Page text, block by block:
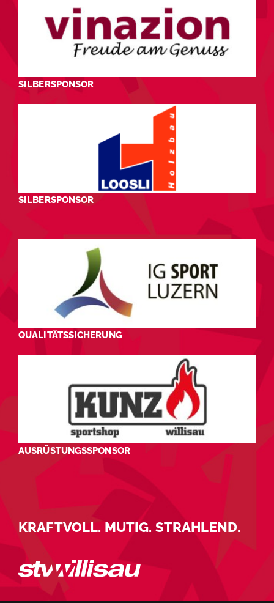
SILBERSPONSOR
SILBERSPONSOR
QUALITÄTSSICHERUNG
AUSRÜSTUNGSSPONSOR
KRAFTVOLL. MUTIG. STRAHLEND.